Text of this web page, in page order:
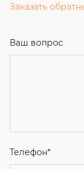
Заказать
Ваш вопрос